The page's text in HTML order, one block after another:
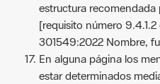
estructura recomendada
[requisito número
301549:2022 Nombre,
En alguna página los
estar determinados